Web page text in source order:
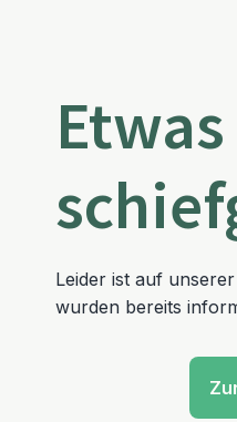
Leider ist auf
wurden bereits